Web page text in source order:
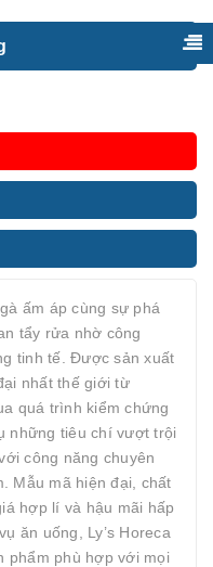
ấm áp cùng sự phá
tẩy rửa nhờ công
tinh tế. Được sản xuất
nhất thế giới từ
quá trình kiểm chứng
những tiêu chí vượt trội
công năng chuyên
Mẫu mã hiện đại, chất
hợp lí và hậu mãi hấp
ăn uống, Ly’s Horeca
phẩm phù hợp với mọi